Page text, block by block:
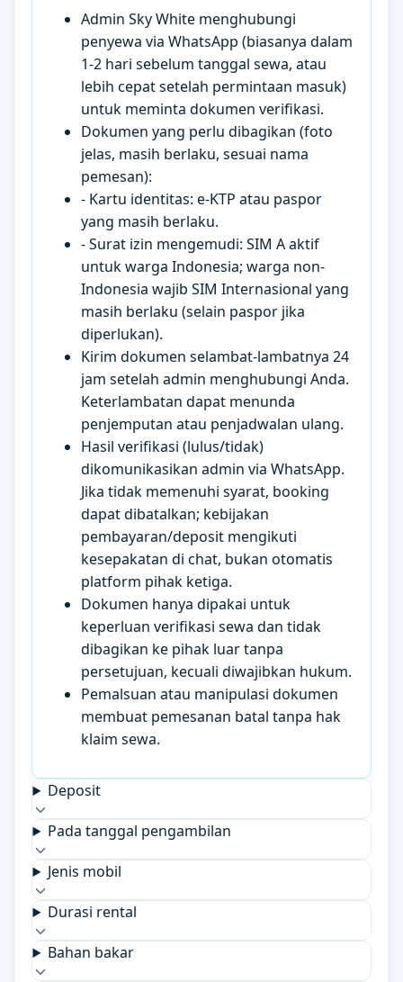
Admin Sky White menghubungi
penyewa via WhatsApp (biasanya dalam
1-2 hari sebelum tanggal sewa, atau
lebih cepat setelah permintaan masuk)
untuk meminta dokumen verifikasi.
Dokumen yang perlu dibagikan (foto
jelas, masih berlaku, sesuai nama
pemesan):
- Kartu identitas: e-KTP atau paspor
yang masih berlaku.
- Surat izin mengemudi: SIM A aktif
untuk warga Indonesia; warga non-
Indonesia wajib SIM Internasional yang
masih berlaku (selain paspor jika
diperlukan).
Kirim dokumen selambat-lambatnya 24
jam setelah admin menghubungi Anda.
Keterlambatan dapat menunda
penjemputan atau penjadwalan ulang.
Hasil verifikasi (lulus/tidak)
dikomunikasikan admin via WhatsApp.
Jika tidak memenuhi syarat, booking
dapat dibatalkan; kebijakan
pembayaran/deposit mengikuti
kesepakatan di chat, bukan otomatis
platform pihak ketiga.
Dokumen hanya dipakai untuk
keperluan verifikasi sewa dan tidak
dibagikan ke pihak luar tanpa
persetujuan, kecuali diwajibkan hukum.
Pemalsuan atau manipulasi dokumen
membuat pemesanan batal tanpa hak
klaim sewa.
Deposit
Pada tanggal pengambilan
Jenis mobil
Durasi rental
Bahan bakar